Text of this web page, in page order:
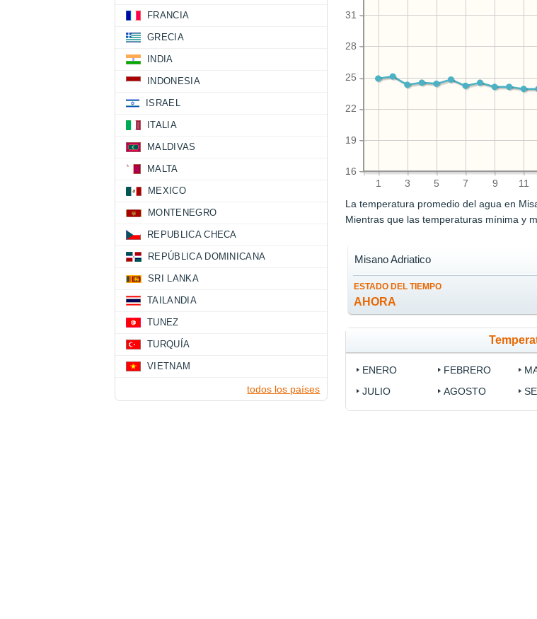
1 3 5 7 9 11
16
19
22
25
28
31
La temperatura promedio del agua en
Mientras que las temperaturas mínima y
ESTADO DEL TIEMPO
AHORA
Misano Adriatico
ENERO FEBRERO
JULIO
AGOSTO
FRANCIA
GRECIA
INDIA
INDONESIA
ISRAEL
ITALIA
MALDIVAS
MALTA
MEXICO
MONTENEGRO
REPUBLICA CHECA
REPÚBLICA DOMINICANA
SRI LANKA
TAILANDIA
TUNEZ
TURQUÍA
VIETNAM
todos los países